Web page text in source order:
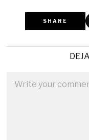
SHARE